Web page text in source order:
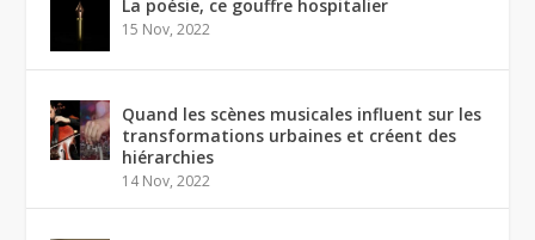
La poésie, ce gouffre hospitalier
15 Nov, 2022
Quand les scènes musicales influent sur les
transformations urbaines et créent des
hiérarchies
14 Nov, 2022